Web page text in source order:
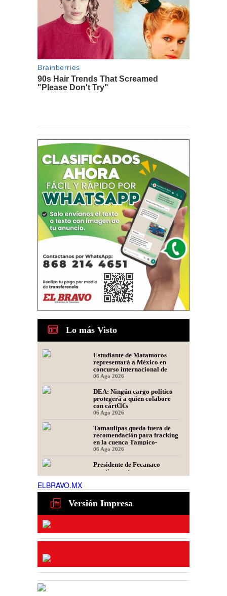
Lo más Visto
Estudiante de Matamoros
representará a México en
concurso internacional de
oratoria en Perú
06 Ago 2026
DEA: Ningún cargo político
protegerá a quien colabore
con cárt€l€s
06 Ago 2026
Tamaulipas queda fuera de
recomendación para fracking
en la cuenca Tampico-
Misantla, informa comité
científico
06 Ago 2026
Presidente de Fecanaco
cuestiona retenes en
Habrá auge laboral para
operadores de maquinaria
ELBRAVO.MX
Versión Impresa